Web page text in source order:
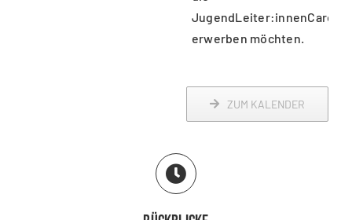
JugendLeiter:innenCard
erwerben möchten.
ZUM KALENDER